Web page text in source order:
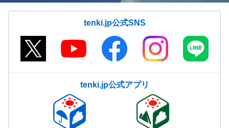
tenki.jp公式SNS
tenki.jp公式アプリ